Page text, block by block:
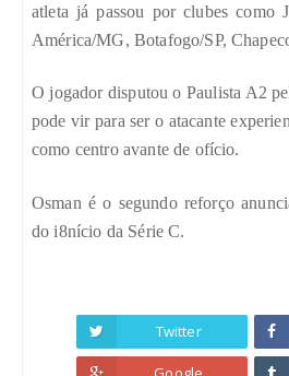
atleta já passou por clubes como
América/MG, Botafogo/SP,
O jogador disputou o Paulista A2
pode vir para ser o atacante
como centro avante de ofício.
Osman é o segundo reforço
do i8nício da Série C.
Twitter